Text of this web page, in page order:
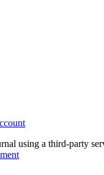
using a third-party